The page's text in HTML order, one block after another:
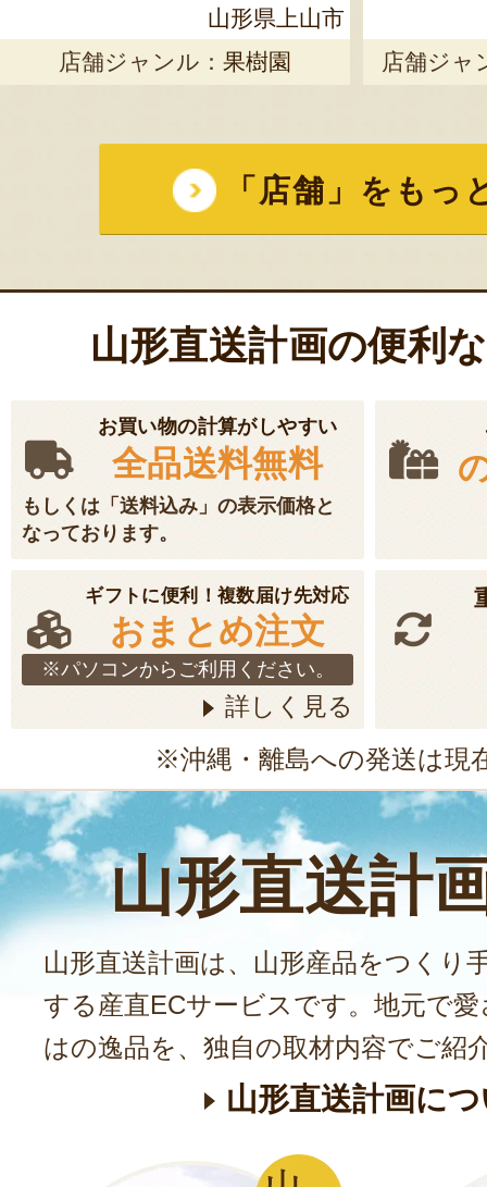
山形県上山市
店舗ジャンル： 果樹園 店舗ジャ
「店舗」をもっ
山形直送計画の便利
お買い物の計算がしやすい
全品送料無料
もしくは「送料込み」の表示価格と
なっております。
ギフトに便利！複数届け先対応
おまとめ注文
※パソコンからご利用ください。
詳しく見る
※沖縄・離島への発送は現
山形直送計
山形直送計画は、山形産品をつくり
する産直ECサービスです。地元で
はの逸品を、独自の取材内容でご紹
山形直送計画に